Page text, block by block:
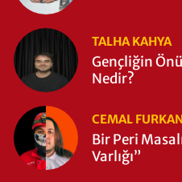
TALHA KAHYA
Gençliğin
Nedir?
CEMAL
Bir Peri
Varlığı”